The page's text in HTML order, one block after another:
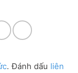
. Đánh dấu liên